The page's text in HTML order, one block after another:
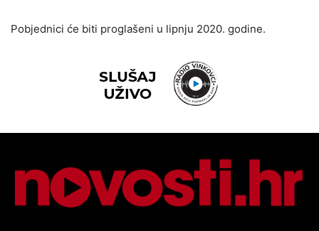
Pobjednici će biti proglašeni u lipnju 2020. godine.